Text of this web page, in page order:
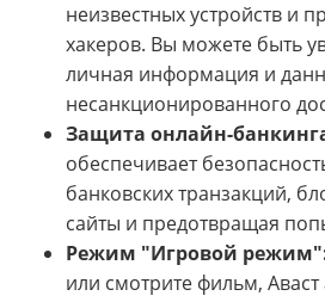
неизвестных устройств и
хакеров. Вы можете быть
личная информация и
несанкционированного
Защита онлайн-
обеспечивает
банковских транзакций,
сайты и предотвращая
Режим "Игровой
или смотрите фильм, Аваст